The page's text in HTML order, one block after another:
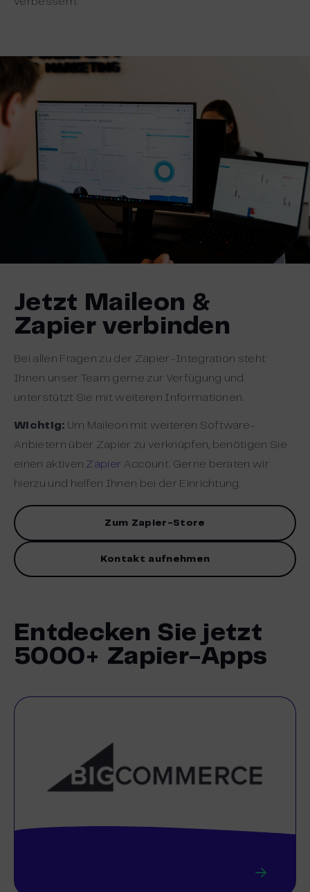
Jetzt Maileon &
Zapier verbinden
Bei allen Fragen zu der Zapier-Integration steht
Ihnen unser Team gerne zur Verfügung und
unterstützt Sie mit weiteren Informationen.
Wichtig: Um Maileon mit weiteren Software-
Anbietern über Zapier zu verknüpfen, benötigen Sie
einen aktiven Zapier Account. Gerne beraten wir
hierzu und helfen Ihnen bei der Einrichtung.
Zum Zapier-Store
Kontakt aufnehmen
Entdecken Sie jetzt
5000+ Zapier-Apps